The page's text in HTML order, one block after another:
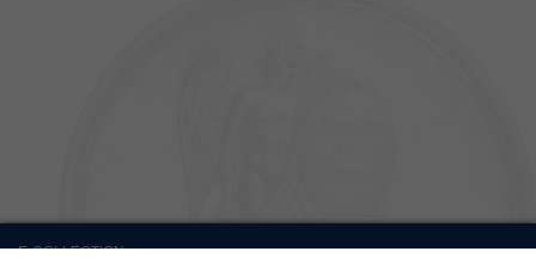
E-COLLECTION